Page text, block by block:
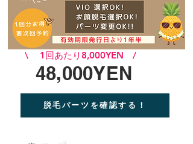
\ 1回あたり8,000YEN /
48,000YEN
脱毛パーツを確認する！